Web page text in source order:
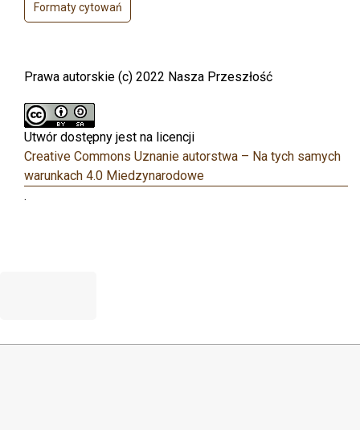
Formaty cytowań
Prawa autorskie (c) 2022 Nasza Przeszłość
Utwór dostępny jest na licencji
Creative Commons Uznanie autorstwa – Na tych samych
warunkach 4.0 Miedzynarodowe
.